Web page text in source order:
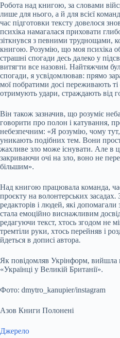
Робота над книгою, за словами
лише для нього, а й для всієї
час підготовки тексту довелося
психіка намагалася приховати
зіткнувся з певними труднощами,
книгою. Розумію, що моя психіка
страшні спогади десь далеко у
витягти все назовні. Найтяжчим
спогади, я усвідомлював: прямо
мої побратими досі переживають
отримують удари, страждають від
Він також зазначив, що розуміє
говорити про полон і катування,
небезпечним: «Я розумію, чому
уникають подібних тем. Вони
жахливе зло може існувати. Але в
закриваючи очі на зло, воно не
більшим».
Над книгою працювала команда,
проєкту на волонтерських засадах.
редакторів і людей, які
стала емоційно виснажливим
редагуючи текст, хтось згодом не
тремтіли руки, хтось перейняв і
йдеться в дописі автора.
Як повідомляв Укрінформ,
«Українці у Великій Британії».
Фото: dmytro_kanupier/instagram
Азов Книги Полонені
Джерело